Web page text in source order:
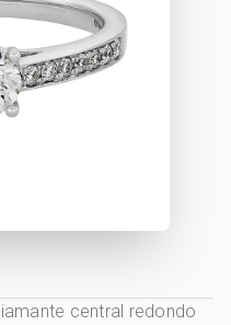
central redondo